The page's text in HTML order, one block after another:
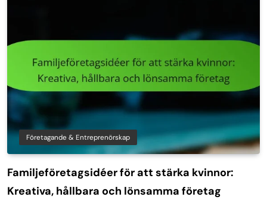
Företagande & Entreprenörskap
Familjeföretagsidéer för att stärka kvinnor:
Kreativa, hållbara och lönsamma företag